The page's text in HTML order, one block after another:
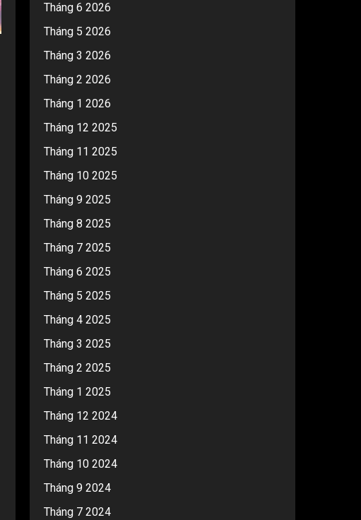
Tháng 6 2026
Tháng 5 2026
Tháng 3 2026
Tháng 2 2026
Tháng 1 2026
Tháng 12 2025
Tháng 11 2025
Tháng 10 2025
Tháng 9 2025
Tháng 8 2025
Tháng 7 2025
Tháng 6 2025
Tháng 5 2025
Tháng 4 2025
Tháng 3 2025
Tháng 2 2025
Tháng 1 2025
Tháng 12 2024
Tháng 11 2024
Tháng 10 2024
Tháng 9 2024
Tháng 7 2024